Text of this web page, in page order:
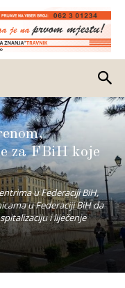
za FBiH koje
u Federaciji BiH,
u Federaciji BiH da
i liječenje